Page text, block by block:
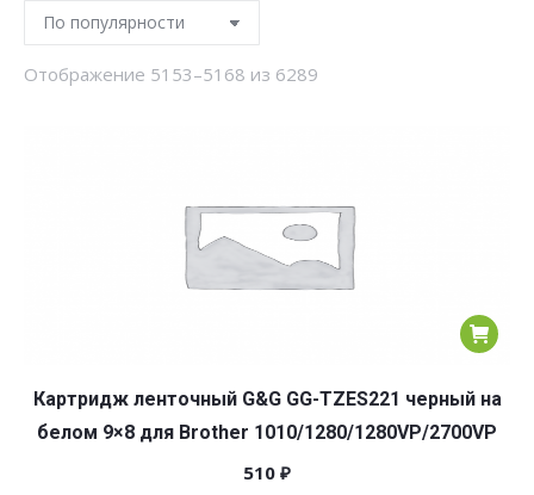
Отображение 5153–5168 из 6289
Картридж ленточный G&G GG-TZES221 черный на
белом 9×8 для Brother 1010/1280/1280VP/2700VP
510 ₽